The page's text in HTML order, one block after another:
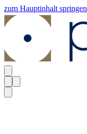
zum Hauptinhalt springen